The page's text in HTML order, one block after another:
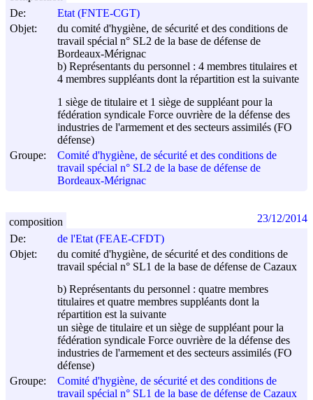
De:
Etat (FNTE-CGT)
Objet:
du comité d'hygiène, de sécurité et des conditions de
travail spécial n° SL2 de la base de défense de
Bordeaux-Mérignac
b) Représentants du personnel : 4 membres titulaires et
4 membres suppléants dont la répartition est la suivante
1 siège de titulaire et 1 siège de suppléant pour la
fédération syndicale Force ouvrière de la défense des
industries de l'armement et des secteurs assimilés (FO
défense)
Groupe:
Comité d'hygiène, de sécurité et des conditions de
travail spécial n° SL2 de la base de défense de
Bordeaux-Mérignac
De:
de l'Etat (FEAE-CFDT)
Objet:
du comité d'hygiène, de sécurité et des conditions de
travail spécial n° SL1 de la base de défense de Cazaux
b) Représentants du personnel : quatre membres
titulaires et quatre membres suppléants dont la
répartition est la suivante
un siège de titulaire et un siège de suppléant pour la
fédération syndicale Force ouvrière de la défense des
industries de l'armement et des secteurs assimilés (FO
défense)
Groupe:
Comité d'hygiène, de sécurité et des conditions de
travail spécial n° SL1 de la base de défense de Cazaux
composition 23/12/2014